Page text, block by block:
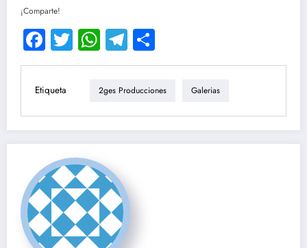
¡Comparte!
Facebook
TwitterWhatsApp
Telegram
Etiqueta 2ges Producciones Galerias